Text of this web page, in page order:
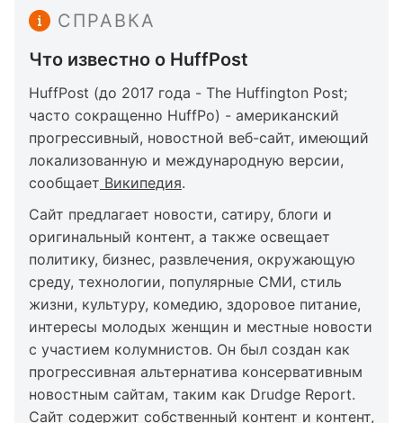
СПРАВКА
Что известно о HuffPost
HuffPost (до 2017 года - The Huffington Post;
часто сокращенно HuffPo) - американский
прогрессивный, новостной веб-сайт, имеющий
локализованную и международную версии,
сообщает Википедия.
Сайт предлагает новости, сатиру, блоги и
оригинальный контент, а также освещает
политику, бизнес, развлечения, окружающую
среду, технологии, популярные СМИ, стиль
жизни, культуру, комедию, здоровое питание,
интересы молодых женщин и местные новости
с участием колумнистов. Он был создан как
прогрессивная альтернатива консервативным
новостным сайтам, таким как Drudge Report.
Сайт содержит собственный контент и контент,